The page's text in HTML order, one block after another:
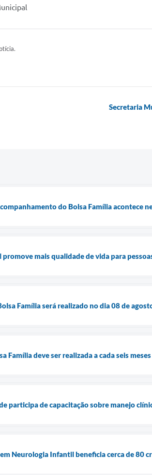
Secretaria
do Bolsa Família acontece
mais qualidade de vida para
Família será realizado no dia 08 de
Família deve ser realizada a cada seis meses
participa de capacitação sobre manejo
Neurologia Infantil beneficia cerca de 80